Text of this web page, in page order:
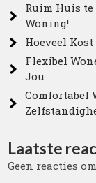
Ruim Huis
Woning!
Hoeveel
Flexibel
Jou
Comfortabel
Laatste
Geen reacties